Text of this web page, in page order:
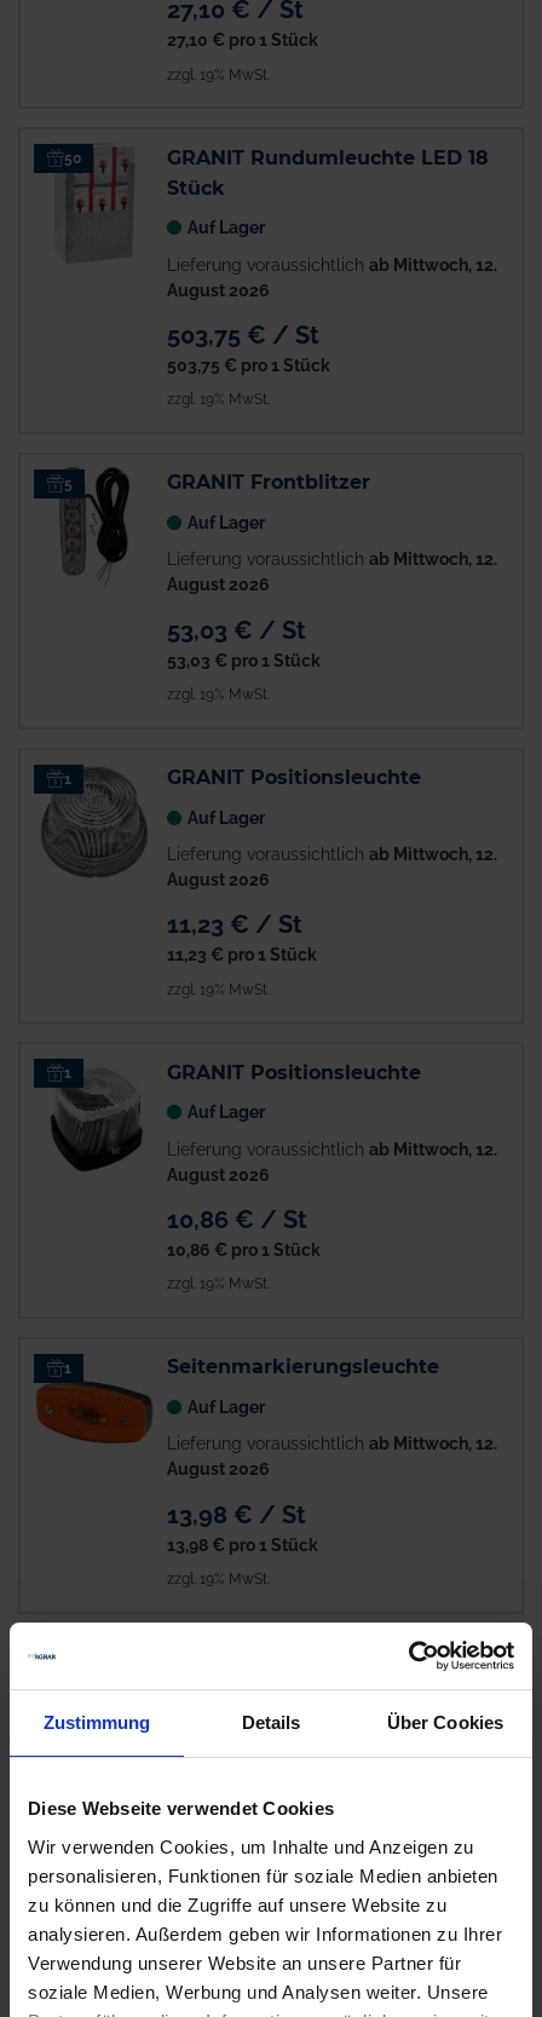
Zustimmung Details Über Cookies
Diese Webseite verwendet Cookies
Wir verwenden Cookies, um Inhalte und Anzeigen zu
personalisieren, Funktionen für soziale Medien anbieten
zu können und die Zugriffe auf unsere Website zu
analysieren. Außerdem geben wir Informationen zu Ihrer
Verwendung unserer Website an unsere Partner für
soziale Medien, Werbung und Analysen weiter. Unsere
27,10 € / St
27,10 € pro 1 Stück
zzgl. 19% MwSt.
50
GRANIT Rundumleuchte LED 18
Stück
Auf Lager
Lieferung voraussichtlich ab Mittwoch, 12.
August 2026
503,75 € / St
503,75 € pro 1 Stück
zzgl. 19% MwSt.
5 GRANIT Frontblitzer
Auf Lager
Lieferung voraussichtlich ab Mittwoch, 12.
August 2026
53,03 € / St
53,03 € pro 1 Stück
zzgl. 19% MwSt.
1 GRANIT Positionsleuchte
Auf Lager
Lieferung voraussichtlich ab Mittwoch, 12.
August 2026
11,23 € / St
11,23 € pro 1 Stück
zzgl. 19% MwSt.
1 GRANIT Positionsleuchte
Auf Lager
Lieferung voraussichtlich ab Mittwoch, 12.
August 2026
10,86 € / St
10,86 € pro 1 Stück
zzgl. 19% MwSt.
1 Seitenmarkierungsleuchte
Auf Lager
Lieferung voraussichtlich ab Mittwoch, 12.
August 2026
13,98 € / St
13,98 € pro 1 Stück
zzgl. 19% MwSt.
August 2026
12,40 € / St
12,40 € pro 1 Stück
zzgl. 19% MwSt.
1 ASPÖCK Leuchte rot
Auf Lager